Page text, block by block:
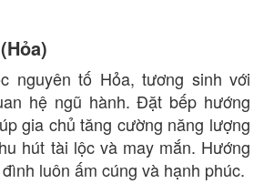
nguyên tố Hỏa, tương sinh với
hệ ngũ hành. Đặt bếp hướng
gia chủ tăng cường năng lượng
hút tài lộc và may mắn. Hướng
luôn ấm cúng và hạnh phúc.